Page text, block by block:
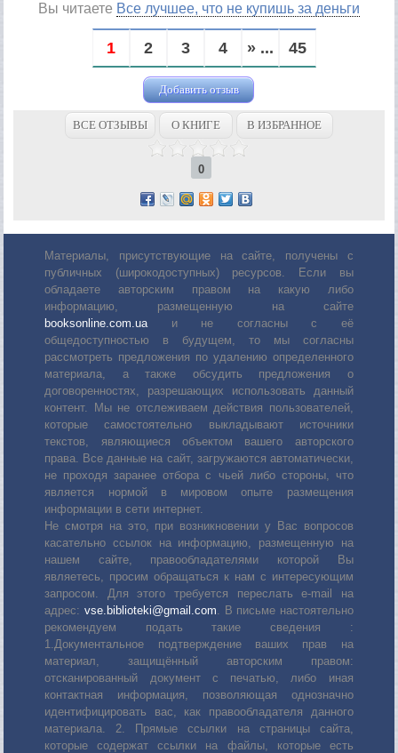
Вы читаете Все лучшее, что не купишь за деньги
1 2 3 4 » ... 45
Добавить отзыв
ВСЕ ОТЗЫВЫ О КНИГЕ В ИЗБРАННОЕ
0
Материалы, присутствующие на сайте, получены с
публичных (широкодоступных) ресурсов. Если вы
обладаете авторским правом на какую либо
информацию, размещенную на сайте
booksonline.com.uaи не согласны с её
общедоступностью в будущем, то мы согласны
рассмотреть предложения по удалению определенного
материала, а также обсудить предложения о
договоренностях, разрешающих использовать данный
контент. Мы не отслеживаем действия пользователей,
которые самостоятельно выкладывают источники
текстов, являющиеся объектом вашего авторского
права. Все данные на сайт, загружаются автоматически,
не проходя заранее отбора с чьей либо стороны, что
является нормой в мировом опыте размещения
информации в сети интернет.
Не смотря на это, при возникновении у Вас вопросов
касательно ссылок на информацию, размещенную на
нашем сайте, правообладателями которой Вы
являетесь, просим обращаться к нам с интересующим
запросом. Для этого требуется переслать е-mail на
адрес: vse.biblioteki@gmail.com. В письме настоятельно
рекомендуем подать такие сведения :
1.Документальное подтверждение ваших прав на
материал, защищённый авторским правом:
отсканированный документ с печатью, либо иная
контактная информация, позволяющая однозначно
идентифицировать вас, как правообладателя данного
материала. 2. Прямые ссылки на страницы сайта,
которые содержат ссылки на файлы, которые есть